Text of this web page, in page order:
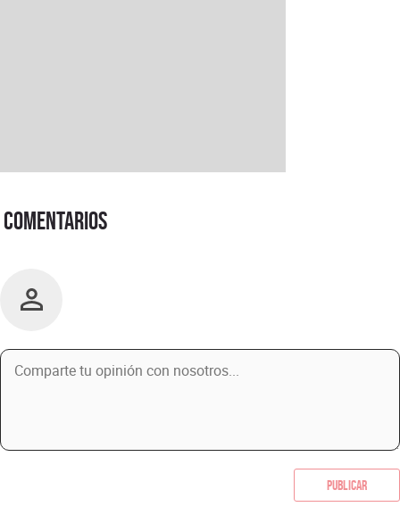
Comentarios
Publicar